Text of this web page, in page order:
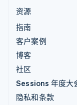
资源
指南
客户案例
博客
社区
Sessions 年度大
隐私和条款